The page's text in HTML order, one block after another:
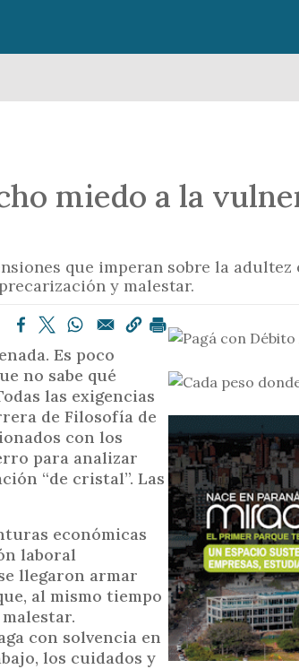
miedo a la
que imperan sobre la adultez
y malestar.
Es poco
no sabe qué
las exigencias
de Filosofía de
con los
para analizar
“de cristal”. Las
económicas
laboral
llegaron armar
al mismo tiempo
con solvencia en
los cuidados y